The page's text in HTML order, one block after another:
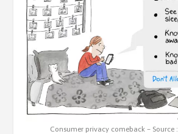
Consumer privacy comeback – Source :